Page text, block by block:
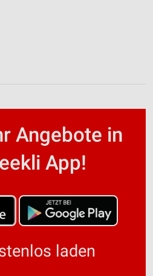
Angebote in
App!
laden